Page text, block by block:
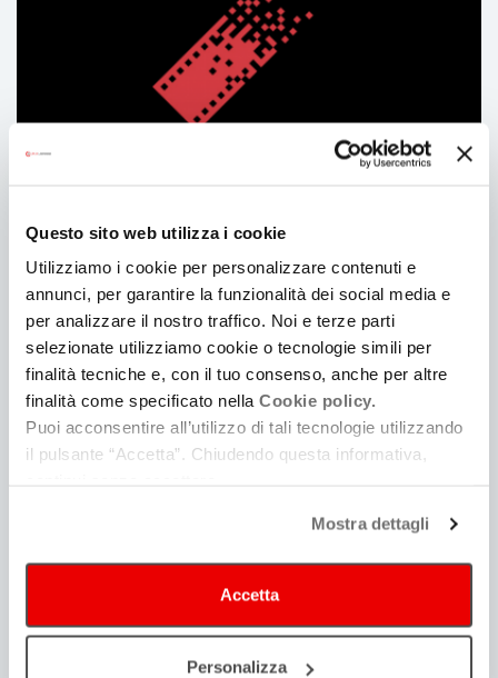
Questo sito web utilizza i cookie
Utilizziamo i cookie per personalizzare contenuti e
annunci, per garantire la funzionalità dei social media e
per analizzare il nostro traffico. Noi e terze parti
selezionate utilizziamo cookie o tecnologie simili per
finalità tecniche e, con il tuo consenso, anche per altre
finalità come specificato nella Cookie policy.
Puoi acconsentire all’utilizzo di tali tecnologie utilizzando
il pulsante “Accetta”. Chiudendo questa informativa,
Mostra dettagli
Accetta
Personalizza
in
ERFC
Tenders